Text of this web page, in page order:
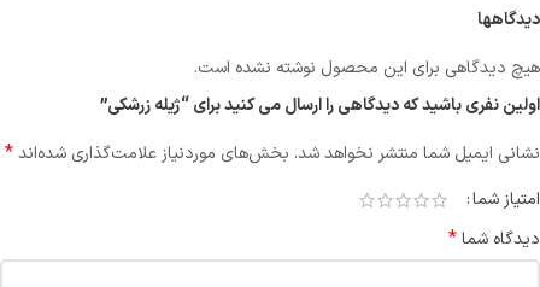
دیدگاهها
هیچ دیدگاهی برای این محصول نوشته نشده است.
اولین نفری باشید که دیدگاهی را ارسال می کنید برای “ژیله زرشکی”
نشانی ایمیل شما منتشر نخواهد شد. بخش‌های موردنیاز علامت‌گذاری شده‌اند*
امتیاز شما
دیدگاه شما*